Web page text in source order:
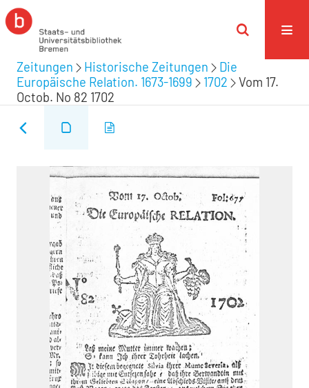
Zeitungen Historische Zeitungen
Die
Europäische Relation. 1673-1699
1702
Vom 17.
Octob. No 82 1702